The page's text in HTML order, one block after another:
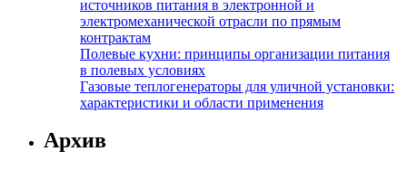
источников питания в электронной и
электромеханической отрасли по прямым
контрактам
Полевые кухни: принципы организации питания
в полевых условиях
Газовые теплогенераторы для уличной установки:
характеристики и области применения
Архив